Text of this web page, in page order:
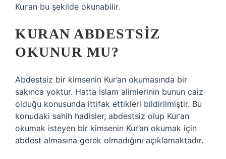
Kur’an bu şekilde okunabilir.
KURAN ABDESTSIZ
OKUNUR MU?
Abdestsiz bir kimsenin Kur’an okumasında bir
sakınca yoktur. Hatta İslam alimlerinin bunun caiz
olduğu konusunda ittifak ettikleri bildirilmiştir. Bu
konudaki sahih hadisler, abdestsiz olup Kur’an
okumak isteyen bir kimsenin Kur’an okumak için
abdest almasına gerek olmadığını açıklamaktadır.